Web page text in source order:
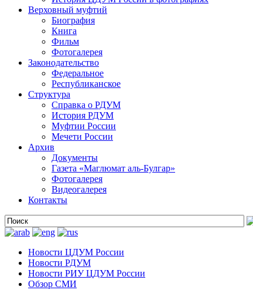
Верховный муфтий
Биография
Книга
Фильм
Фотогалерея
Законодательство
Федеральное
Республиканское
Структура
Справка о РДУМ
История РДУМ
Муфтии России
Мечети России
Архив
Документы
Газета «Маглюмат аль-Булгар»
Фотогалерея
Видеогалерея
Контакты
Новости ЦДУМ России
Новости РДУМ
Новости РИУ ЦДУМ России
Обзор СМИ